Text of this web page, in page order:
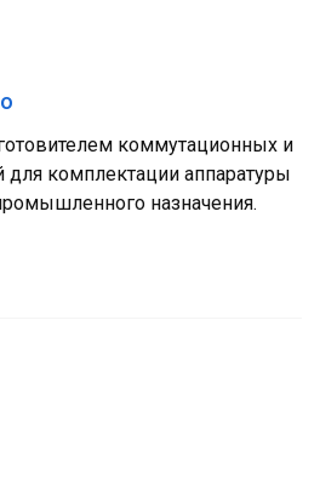
коммутационных и
для комплектации аппаратуры
назначения.